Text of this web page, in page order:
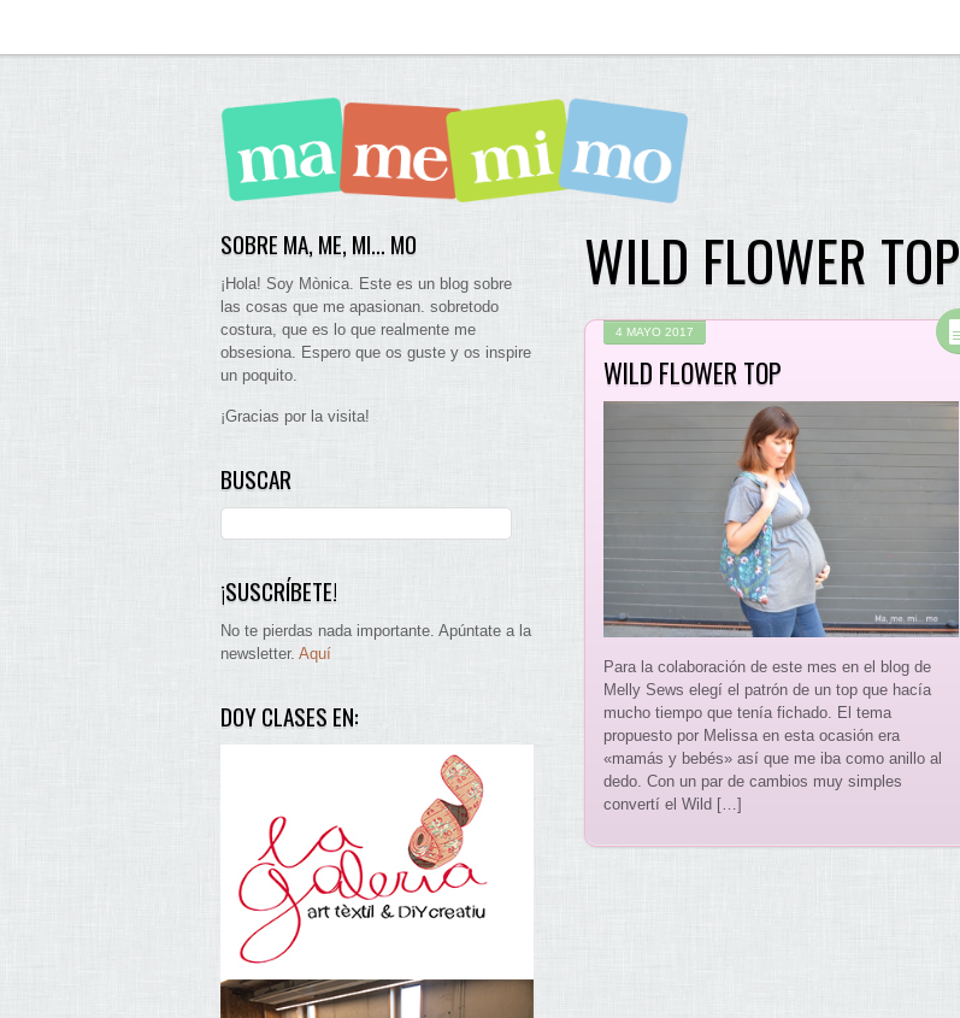
WILD FLOWER TOP
4 MAYO 2017
WILD FLOWER TOP
Para la colaboración de este mes en el blog de
Melly Sews elegí el patrón de un top que hacía
mucho tiempo que tenía fichado. El tema
propuesto por Melissa en esta ocasión era
«mamás y bebés» así que me iba como anillo al
dedo. Con un par de cambios muy simples
convertí el Wild […]
SOBRE MA, ME, MI… MO
¡Hola! Soy Mònica. Este es un blog sobre
las cosas que me apasionan. sobretodo
costura, que es lo que realmente me
obsesiona. Espero que os guste y os inspire
un poquito.
¡Gracias por la visita!
BUSCAR
¡SUSCRÍBETE!
No te pierdas nada importante. Apúntate a la
newsletter. Aquí
DOY CLASES EN: